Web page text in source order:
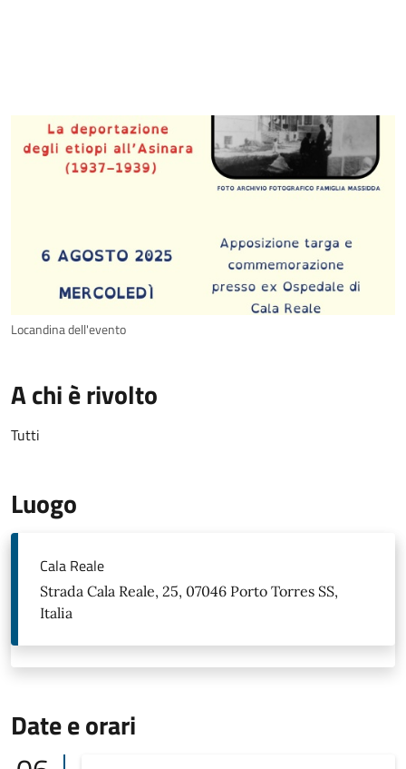
Locandina dell'evento
A chi è rivolto
Tutti
Luogo
Cala Reale
Strada Cala Reale, 25, 07046 Porto Torres SS,
Italia
Date e orari